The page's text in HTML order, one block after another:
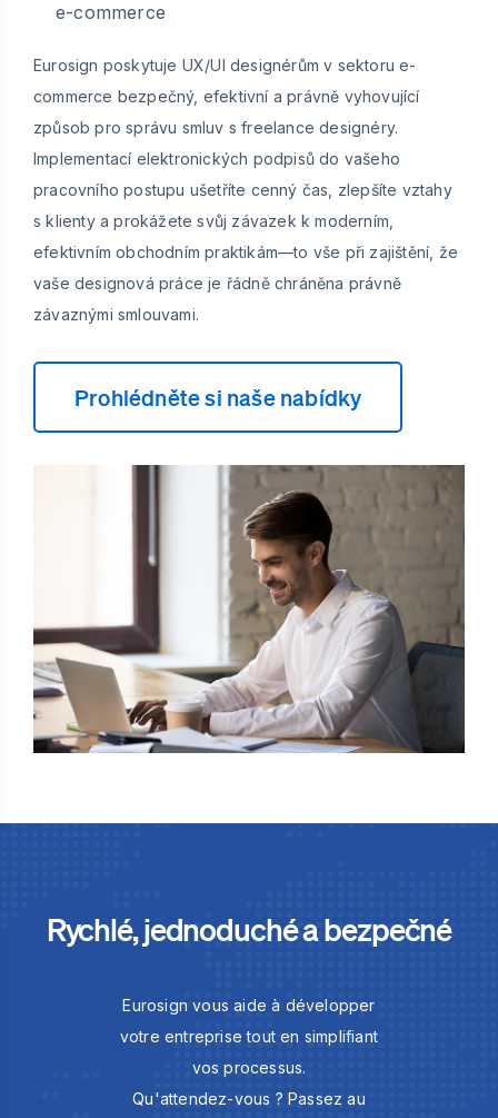
e-commerce
Eurosign poskytuje UX/UI designérům v sektoru e-
commerce bezpečný, efektivní a právně vyhovující
způsob pro správu smluv s freelance designéry.
Implementací elektronických podpisů do vašeho
pracovního postupu ušetříte cenný čas, zlepšíte vztahy
s klienty a prokážete svůj závazek k moderním,
efektivním obchodním praktikám—to vše při zajištění, že
vaše designová práce je řádně chráněna právně
závaznými smlouvami.
Prohlédněte si naše nabídky
Rychlé, jednoduché a bezpečné
Eurosign vous aide à développer
votre entreprise tout en simplifiant
vos processus.
Qu'attendez-vous ? Passez au